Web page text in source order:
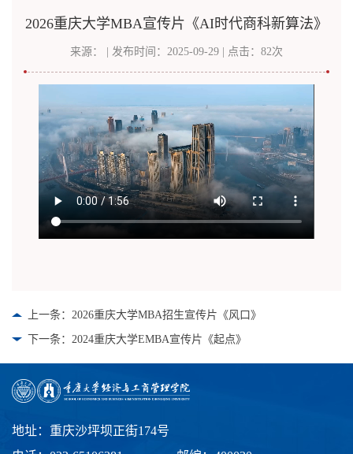
2026重庆大学MBA宣传片《AI时代商科新算法》
来源： | 发布时间：2025-09-29 | 点击： 82次
上一条：2026重庆大学MBA招生宣传片《风口》
下一条：2024重庆大学EMBA宣传片《起点》
地址：重庆沙坪坝正街174号